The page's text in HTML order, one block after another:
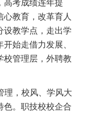
高考成绩连年提
教育，改革育人
设教学点，走出学
始走借力发展、
校管理层，外聘教
，校风、学风大
色。职技校校企合